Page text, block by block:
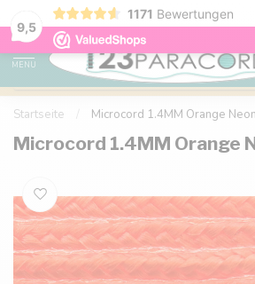
9,5
1171 Bewertungen
Kostenlose Lieferung nach Hause ab 150 €
MENU
Startseite Microcord 1.4MM Orange Neon
Microcord 1.4MM Orange